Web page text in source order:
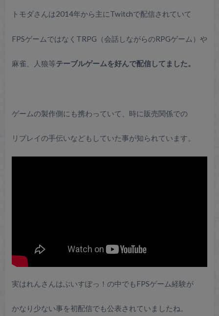
トモダさんは2014年から主にTwitchで配信されていて
FPSゲームではなくTRPG（会話しながらのRPGゲーム）や
麻雀、人狼等テーブルゲームを好んで配信してました。
ゲームの製作側にも携わっていて、時に販売関係での
リプレイの手伝いなどもしていた事が知られています。
実はれんさんはぶいすぽっ！の中でもFPSゲーム経験が
かなり少ない事を初配信でも公表されていましたね。